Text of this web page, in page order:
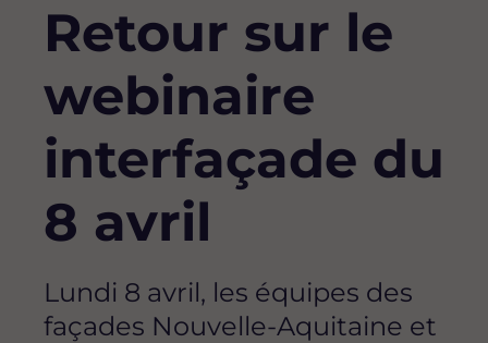
Retour sur le
webinaire
interfaçade du
8 avril
Lundi 8 avril, les équipes des
façades Nouvelle-Aquitaine et